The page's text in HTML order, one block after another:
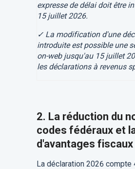
expresse de délai doit être
15 juillet 2026.
✓ La modification d'une
introduite est possible une
on-web jusqu'au 15 juillet
les déclarations à revenus
2. La réduction du
codes fédéraux et
d'avantages fiscaux
La déclaration 2026